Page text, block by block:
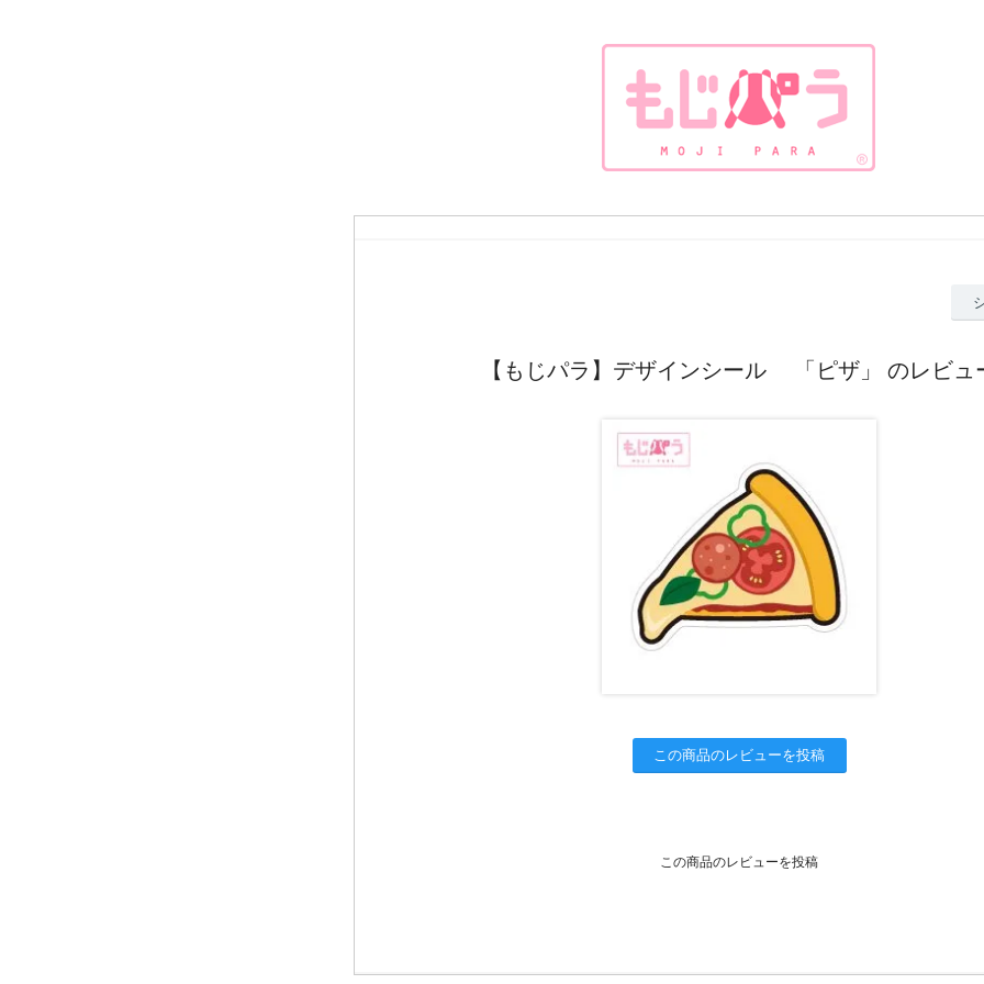
【もじパラ】デザインシール 「ピザ」 のレビュ
この商品のレビューを投稿
この商品のレビューを投稿